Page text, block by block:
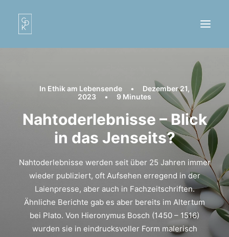
CART
In Ethik am Lebensende •
Dezember 21,
2023
• 9 Minutes
Nahtoderlebnisse – Blick
in das Jenseits?
Nahtoderlebnisse werden seit über 25 Jahren immer
wieder publiziert, oft Aufsehen erregend in der
Laienpresse, aber auch in Fachzeitschriften.
Ähnliche Berichte gab es aber bereits im Altertum
bei Plato. Von Hieronymus Bosch (1450 – 1516)
wurden sie in eindrucksvoller Form malerisch